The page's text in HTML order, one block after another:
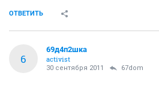
ОТВЕТИТЬ
6
69д4п2шка
activist
30 сентября 2011 67dom